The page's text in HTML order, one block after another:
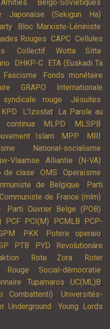
Amitiés Belgo-Soviétiques,
Japonaise (Sekigun Ha),
, Bloc Marxiste-Léniniste,
Rouges, CAPC,Cellules
, Collectif Wotta Sitta,
, DHKP-C, ETA (Euskadi Ta
Fascisme,
Fonds monétaire
, GRAPO,
Internationale
syndicale rouge, Jésuites,
KPD, L’Izostat, La Parole au
continua, MLPD, MLSPB,
Islam, MPP, MRI ,
, National-socialisme,
Vlaamse Alliantie (N-VA),
de clase,OMS,Operaïsme,
de Belgique,
Parti
de France (mlm),
, Parti Ouvrier Belge (POB),
, PCF, PCI(M), PCMLB, PCP-
, PKK, Potere operaio,
, PTB, PYD,
Revolutionäre
, Rote Zora,
Roter
Rouge, Social-démocratie,
, Tupamaros, UC(ML)B,
Combattenti),Universités-
Underground ,Young Lords